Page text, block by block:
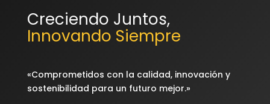
Creciendo Juntos,
Innovando Siempre
«Comprometidos con la calidad, innovación y
sostenibilidad para un futuro mejor.»